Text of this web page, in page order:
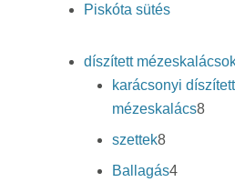
Piskóta sütés
díszített
karácsonyi díszített
mézeskalács88
szettek88
termék
Ballagás44